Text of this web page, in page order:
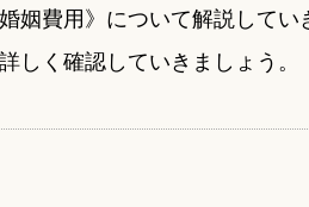
姻費用》について解説して
しく確認していきましょう。